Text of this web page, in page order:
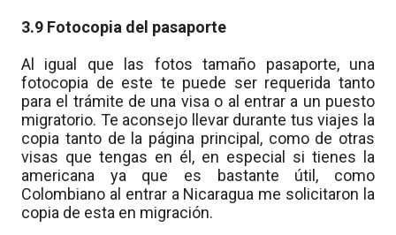
3.9 Fotocopia del pasaporte
Al igual que las fotos tamaño pasaporte, una
fotocopia de este te puede ser requerida tanto
para el trámite de una visa o al entrar a un puesto
migratorio. Te aconsejo llevar durante tus viajes la
copia tanto de la página principal, como de otras
visas que tengas en él, en especial si tienes la
americana ya que es bastante útil, como
Colombiano al entrar a Nicaragua me solicitaron la
copia de esta en migración.